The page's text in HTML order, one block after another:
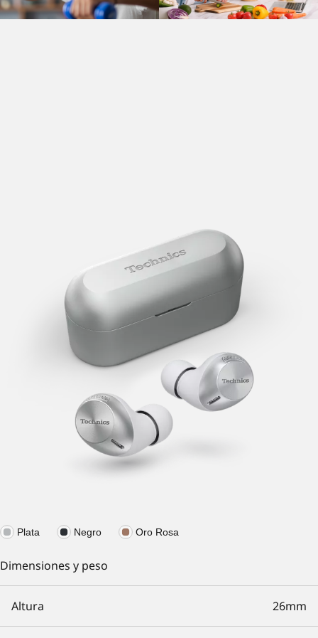
Plata Negro Oro Rosa
Dimensiones y peso
Altura 26mm